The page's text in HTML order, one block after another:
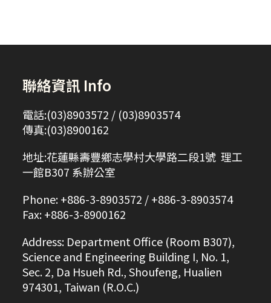
聯絡資訊 Info
電話:(03)8903572 / (03)8903574
傳真:(03)8900162
地址:花蓮縣壽豐鄉志學村大學路二段1號 理工
一館B307 系辦公室
Phone: +886-3-8903572 / +886-3-8903574
Fax: +886-3-8900162
Address: Department Office (Room B307),
Science and Engineering Building I, No. 1,
Sec. 2, Da Hsueh Rd., Shoufeng, Hualien
974301, Taiwan (R.O.C.)